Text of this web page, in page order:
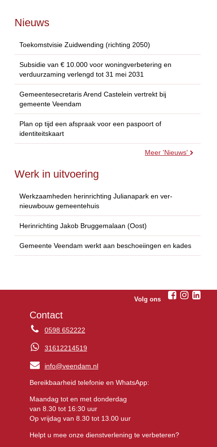
Nieuws
Toekomstvisie Zuidwending (richting 2050)
Subsidie van € 10.000 voor woningverbetering en
verduurzaming verlengd tot 31 mei 2031
Gemeentesecretaris Arend Castelein vertrekt bij
gemeente Veendam
Plan op tijd een afspraak voor een paspoort of
identiteitskaart
Meer 'Nieuws'
Werk in uitvoering
Werkzaamheden herinrichting Julianapark en ver-
nieuwbouw gemeentehuis
Herinrichting Jakob Bruggemalaan (Oost)
Gemeente Veendam werkt aan beschoeiingen en kades
Volg ons
Contact
0598 652222
31612214519
info@veendam.nl
Bereikbaarheid telefonie en WhatsApp:
Maandag tot en met donderdag
van 8.30 tot 16:30 uur
Op vrijdag van 8.30 tot 13.00 uur
Helpt u mee onze dienstverlening te verbeteren?